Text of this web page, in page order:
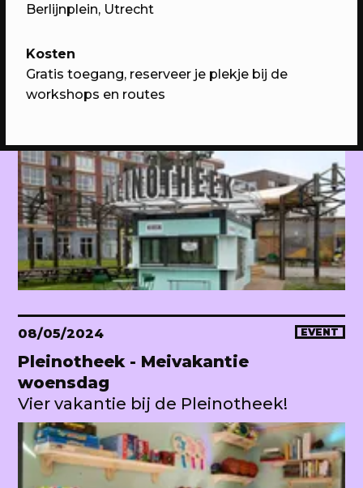
05/05/2024
Pleinotheek - Meivakantie zondag
08/05/2024 EVENT
Pleinotheek - Meivakantie
woensdag
Vier vakantie bij de Pleinotheek!
Berlijnplein, Utrecht
Kosten
Gratis toegang, reserveer je plekje bij de
workshops en routes